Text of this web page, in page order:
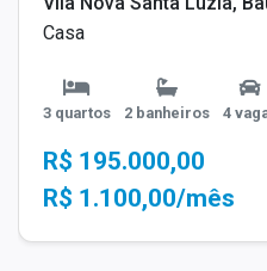
Casa
3 quartos 2 banheiros 4
R$ 195.000,00
R$ 1.100,00/mês